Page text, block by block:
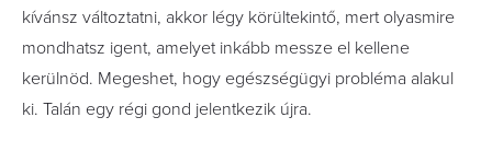
kívánsz változtatni, akkor légy körültekintő, mert olyasmire
mondhatsz igent, amelyet inkább messze el kellene
kerülnöd. Megeshet, hogy egészségügyi probléma alakul
ki. Talán egy régi gond jelentkezik újra.